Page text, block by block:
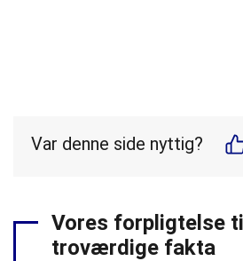
Var denne side nyttig?
Vores forpligtelse til
troværdige fakta